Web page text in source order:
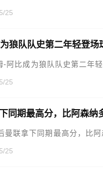
25
狼队队史第二年轻登场
阿比成为狼队队史第二年
25
同期最高分，比阿森纳
曼联拿下同期最高分，比
25